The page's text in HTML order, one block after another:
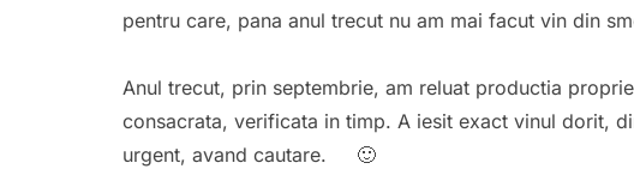
pentru care, pana anul trecut nu am mai facut vin din
Anul trecut, prin septembrie, am reluat productia
consacrata, verificata in timp. A iesit exact vinul dorit,
urgent, avand cautare. 🙂